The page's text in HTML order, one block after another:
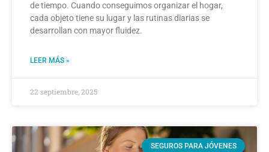
de tiempo. Cuando conseguimos organizar el hogar,
cada objeto tiene su lugar y las rutinas diarias se
desarrollan con mayor fluidez.
LEER MÁS »
22 septiembre, 2025
SEGUROS PARA JÓVENES